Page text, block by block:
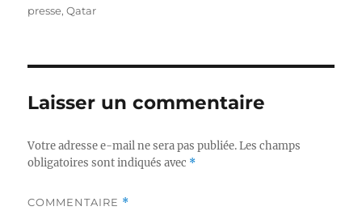
presse,Qatar
Laisser un commentaire
Votre adresse e-mail ne sera pas publiée. Les champs
obligatoires sont indiqués avec *
COMMENTAIRE *